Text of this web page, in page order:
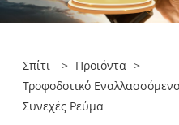
Σπίτι > Προϊόντα >
Τροφοδοτικό
Συνεχές Ρεύμα